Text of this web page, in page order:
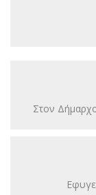
Στον